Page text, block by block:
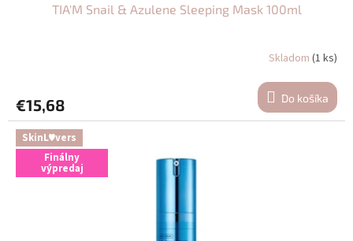
TIA'M Snail & Azulene Sleeping Mask 100ml
Skladom (1 ks)
€15,68 Do košíka
SkinL♥vers
Finálny
výpredaj